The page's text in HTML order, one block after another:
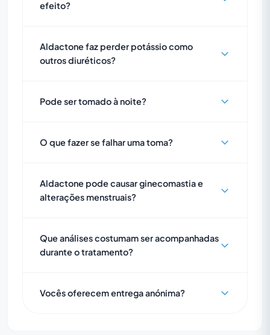
efeito?
Aldactone faz perder potássio como
outros diuréticos?
Pode ser tomado à noite?
O que fazer se falhar uma toma?
Aldactone pode causar ginecomastia e
alterações menstruais?
Que análises costumam ser acompanhadas
durante o tratamento?
Vocês oferecem entrega anónima?